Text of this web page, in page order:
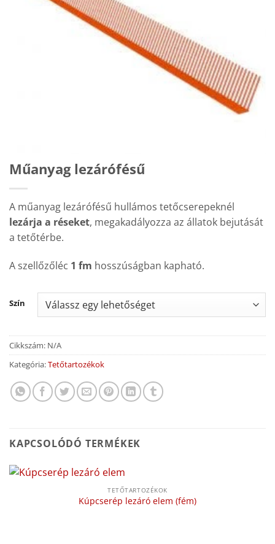
Műanyag lezárófésű
A műanyag lezárófésű hullámos tetőcserepeknél
lezárja a réseket, megakadályozza az állatok bejutását
a tetőtérbe.
A szellőzőléc 1 fm hosszúságban kapható.
Szín
Cikkszám: N/A
Kategória:Tetőtartozékok
KAPCSOLÓDÓ TERMÉKEK
TETŐTARTOZÉKOK
Kúpcserép lezáró elem (fém)